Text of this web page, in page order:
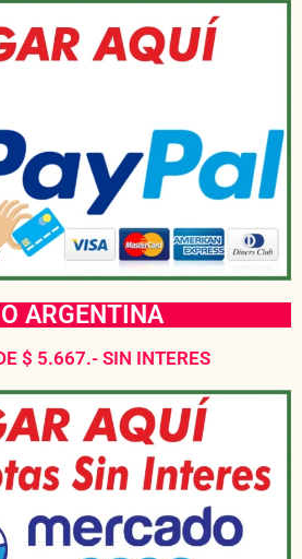
ARGENTINA
$ 5.667.- SIN INTERES